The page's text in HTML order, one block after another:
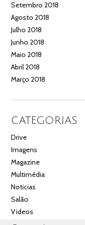
Setembro 2018
Agosto 2018
Julho 2018
Junho 2018
Maio 2018
Abril 2018
Março 2018
CATEGORIAS
Drive
Imagens
Magazine
Multimédia
Noticias
Salão
Videos